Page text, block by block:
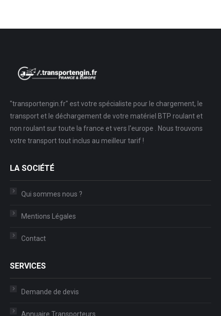
"transportengin.fr" est votre spécialiste pour le chargement, le
transport et le déchargement de votre matériel BTP roulant et
non roulant sur toute la france et vers l'europe . Nous trouvons
votre transport tout inclus au meilleur tarif !
LA SOCIÉTÉ
Qui sommes nous ?
Mentions Légales
Contact
SERVICES
Demande de devis
Annuaire Transporteurs